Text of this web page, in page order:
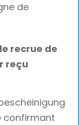
de
recrue de
reçu
confirmant